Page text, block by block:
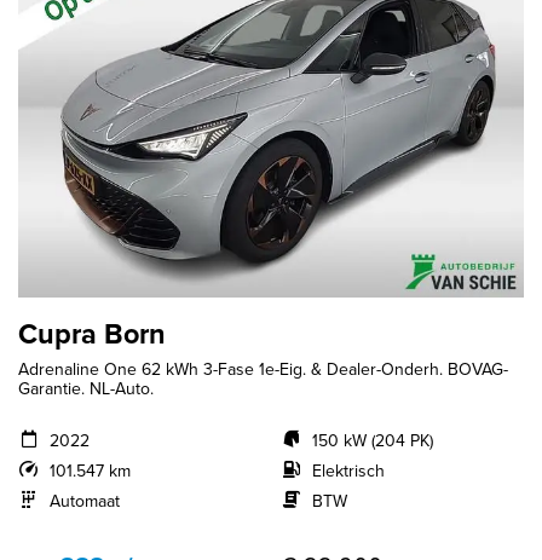
Cupra Born
Adrenaline One 62 kWh 3-Fase 1e-Eig. & Dealer-Onderh. BOVAG-
Garantie. NL-Auto.
2022
101.547 km
Automaat
150 kW (204 PK)
Elektrisch
BTW